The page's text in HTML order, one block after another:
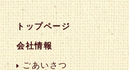
トップページ
会社情報
ごあいさつ